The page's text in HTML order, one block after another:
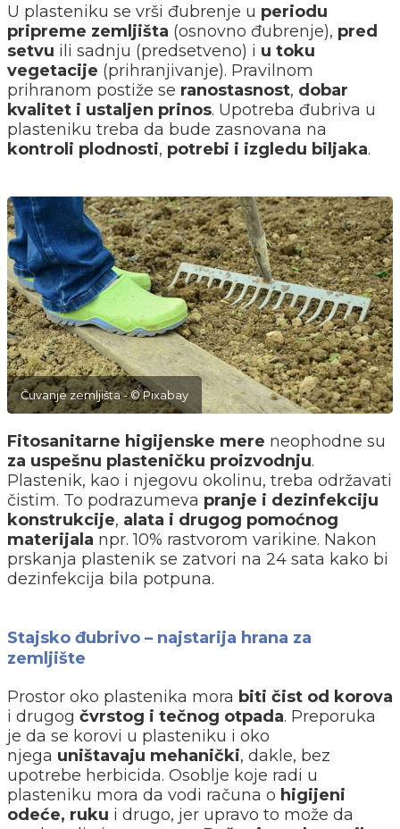
U plasteniku se vrši đubrenje u periodu
pripreme zemljišta (osnovno đubrenje), pred
setvu ili sadnju (predsetveno) i u toku
vegetacije (prihranjivanje). Pravilnom
prihranom postiže se ranostasnost, dobar
kvalitet i ustaljen prinos. Upotreba đubriva u
plasteniku treba da bude zasnovana na
kontroli plodnosti, potrebi i izgledu biljaka.
Čuvanje zemljišta - © Pixabay
Fitosanitarne higijenske mere neophodne su
za uspešnu plasteničku proizvodnju.
Plastenik, kao i njegovu okolinu, treba održavati
čistim. To podrazumeva pranje i dezinfekciju
konstrukcije, alata i drugog pomoćnog
materijala npr. 10% rastvorom varikine. Nakon
prskanja plastenik se zatvori na 24 sata kako bi
dezinfekcija bila potpuna.
Stajsko đubrivo – najstarija hrana za
zemljište
Prostor oko plastenika mora biti čist od korova
i drugog čvrstog i tečnog otpada. Preporuka
je da se korovi u plasteniku i oko
njega uništavaju mehanički, dakle, bez
upotrebe herbicida. Osoblje koje radi u
plasteniku mora da vodi računa o higijeni
odeće, ruku i drugo, jer upravo to može da